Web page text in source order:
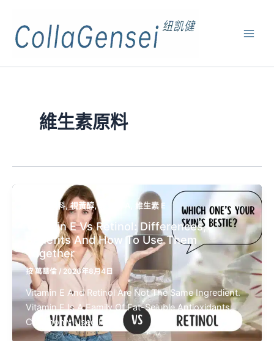
維生素原料
維生素原料,視黃醇, 維生素 E
Vitamin E Vs Retinol: Differences,
Benefits And How To Use Them
Together
按萬華倫 / 2026年8月4日
Vitamin E And Retinol Are Not The Same Ingredient.
Vitamin E Is A Family Of Fat-Soluble Antioxidants
Commonly Used In […]